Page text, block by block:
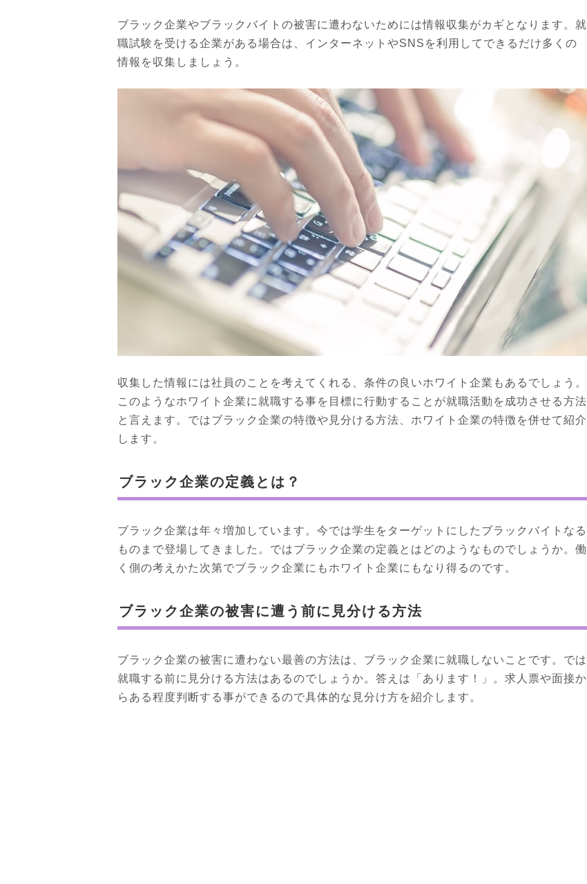
ブラック企業やブラックバイトの被害に遭わないためには情報収集がカギとなります。就
職試験を受ける企業がある場合は、インターネットやSNSを利用してできるだけ多くの
情報を収集しましょう。
収集した情報には社員のことを考えてくれる、条件の良いホワイト企業もあるでしょう。
このようなホワイト企業に就職する事を目標に行動することが就職活動を成功させる方法
と言えます。ではブラック企業の特徴や見分ける方法、ホワイト企業の特徴を併せて紹介
します。
ブラック企業の定義とは？
ブラック企業は年々増加しています。今では学生をターゲットにしたブラックバイトなる
ものまで登場してきました。ではブラック企業の定義とはどのようなものでしょうか。働
く側の考えかた次第でブラック企業にもホワイト企業にもなり得るのです。
ブラック企業の被害に遭う前に見分ける方法
ブラック企業の被害に遭わない最善の方法は、ブラック企業に就職しないことです。では
就職する前に見分ける方法はあるのでしょうか。答えは「あります！」。求人票や面接か
らある程度判断する事ができるので具体的な見分け方を紹介します。